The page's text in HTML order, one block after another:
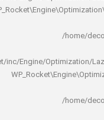
rocket/inc/Engine/